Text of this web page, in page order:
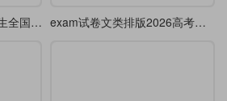
2024 年普通高等学校招生全国统一考试(全国甲卷) exam试卷文类排版2026高考数学试卷(卷1)A4-A3